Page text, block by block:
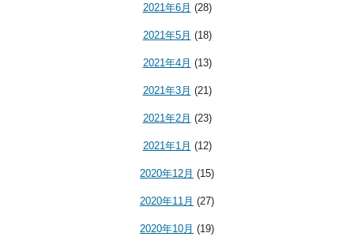
2021年6月 (28)
2021年5月 (18)
2021年4月 (13)
2021年3月 (21)
2021年2月 (23)
2021年1月 (12)
2020年12月 (15)
2020年11月 (27)
2020年10月 (19)